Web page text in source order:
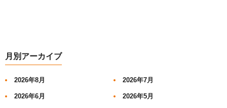
月別アーカイブ
2026年8月 2026年7月
2026年6月 2026年5月